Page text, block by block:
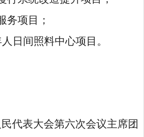
务项目；
日间照料中心项目。
代表大会第六次会议主席团